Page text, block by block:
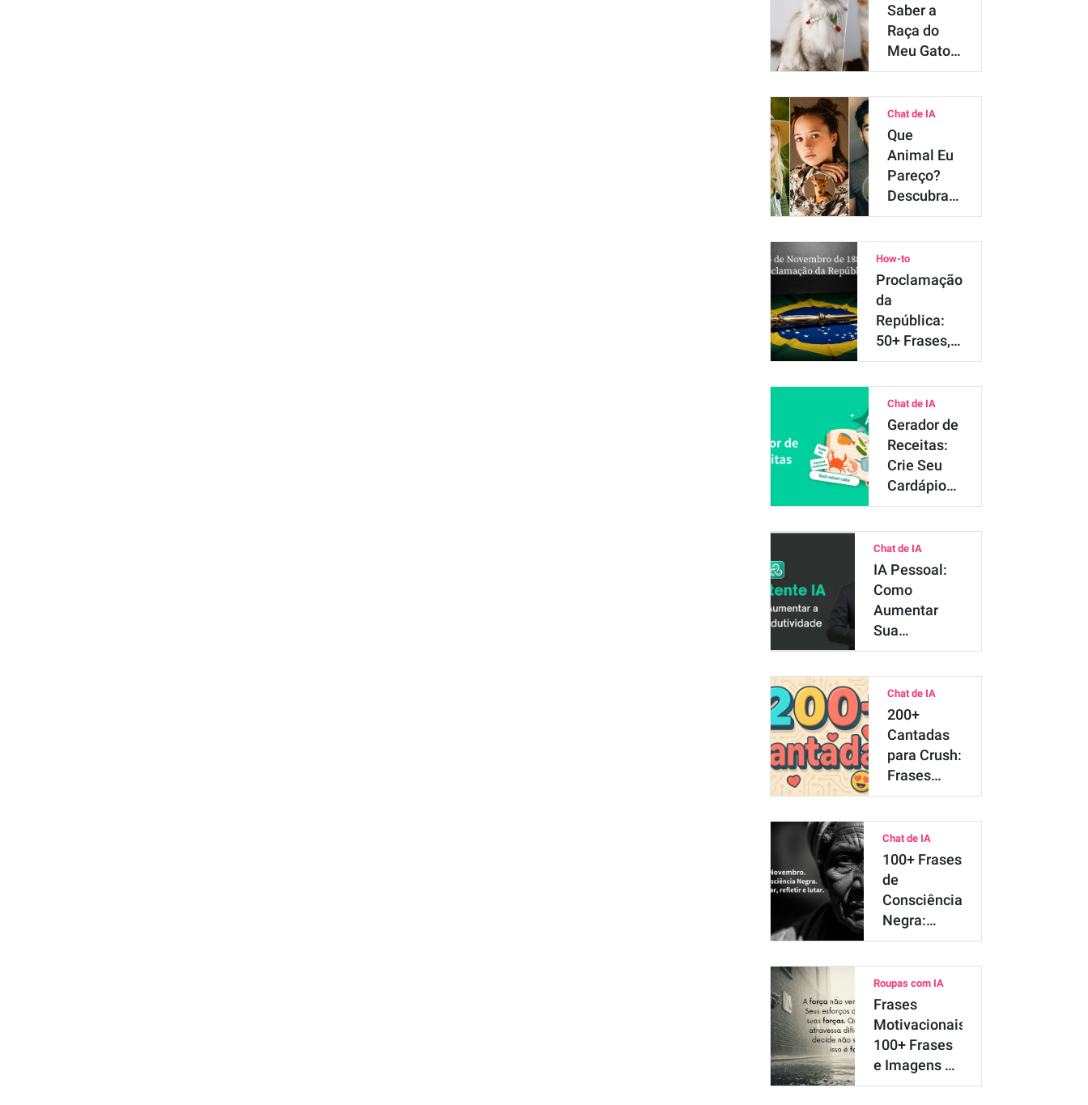
Saber a
Raça do
Meu Gato?
Melhor
Identificar…
Chat de IA
Que
Animal Eu
Pareço?
Descubra
Seu Sósia
How-to
Proclamação
da
República:
50+ Frases,
Mensagens…
Chat de IA
Gerador de
Receitas:
Crie Seu
Cardápio
Semanal
Chat de IA
IA Pessoal:
Como
Aumentar
Sua
Produtividade
Chat de IA
200+
Cantadas
para Crush:
Frases
para
no What…
Chat de IA
100+ Frases
de
Consciência
Negra:
Mensagens
Roupas com IA
Frases
Motivacionais:
100+ Frases
e Imagens de
Motiva…